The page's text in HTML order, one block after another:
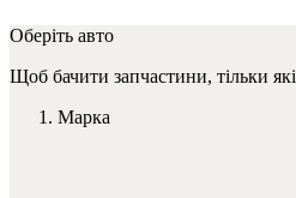
Оберіть авто
Щоб бачити запчастини, тільки
Марка